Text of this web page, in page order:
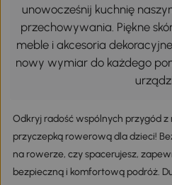
unowocześnij kuchnię
przechowywania. Piękne
meble i akcesoria
nowy wymiar do każdego
Odkryj radość wspólnych przygód
przyczepką rowerową dla dzieci!
na rowerze, czy spacerujesz,
bezpieczną i komfortową podróż.